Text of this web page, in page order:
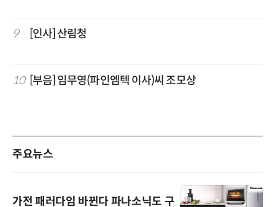
9 [인사] 산림청
10 [부음] 임무영(파인엠텍 이사)씨 조모상
주요뉴스
가전 패러다임 바뀐다 파나소닉도 구